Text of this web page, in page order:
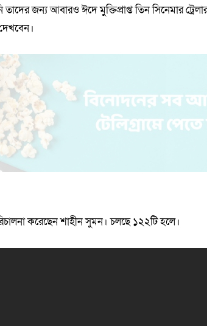
জন্য আবারও ঈদে মুক্তিপ্রাপ্ত তিন সিনেমার
করেছেন শাহীন সুমন। চলছে ১২২টি হলে।